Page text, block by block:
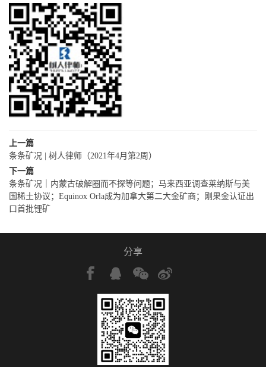
上一篇
条条矿况 | 树人律师（2021年4月第2周）
下一篇
条条矿况｜内蒙古破解圈而不探等问题；马来西亚调查莱纳斯与美
国稀土协议；Equinox Orla成为加拿大第二大金矿商；刚果金认证出
口首批锂矿
分享